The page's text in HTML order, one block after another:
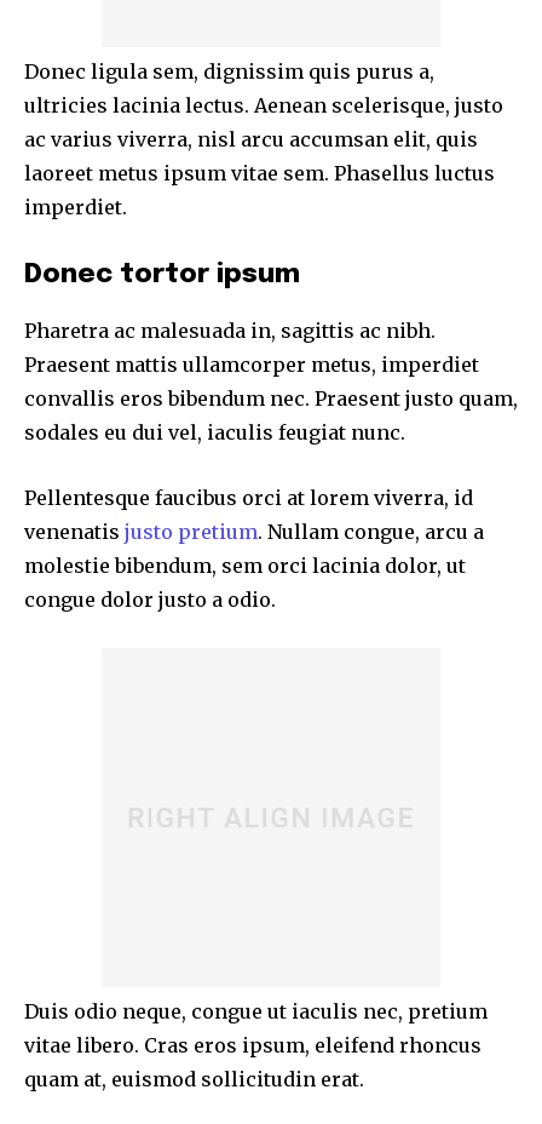
Donec ligula sem, dignissim quis purus a,
ultricies lacinia lectus. Aenean scelerisque, justo
ac varius viverra, nisl arcu accumsan elit, quis
laoreet metus ipsum vitae sem. Phasellus luctus
imperdiet.
Donec tortor ipsum
Pharetra ac malesuada in, sagittis ac nibh.
Praesent mattis ullamcorper metus, imperdiet
convallis eros bibendum nec. Praesent justo quam,
sodales eu dui vel, iaculis feugiat nunc.
Pellentesque faucibus orci at lorem viverra, id
venenatis justo pretium. Nullam congue, arcu a
molestie bibendum, sem orci lacinia dolor, ut
congue dolor justo a odio.
Duis odio neque, congue ut iaculis nec, pretium
vitae libero. Cras eros ipsum, eleifend rhoncus
quam at, euismod sollicitudin erat.